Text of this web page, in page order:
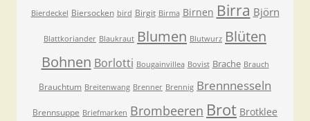
Bierdeckel Biersocken bird Birgit Birma Birnen Birra Björn
Blattkoriander Blaukraut Blumen Blutwurz Blüten
Bohnen Borlotti Bougainvillea Bovist Brache Brauch
Brauchtum Breitenwang Brenner Brennig Brennnesseln
Brennsuppe Briefmarken Brombeeren Brot Brotklee